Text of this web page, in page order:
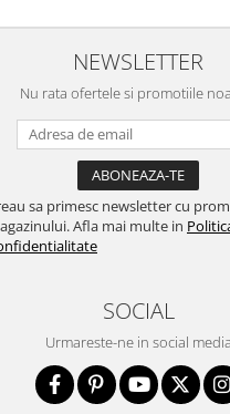
NEWSLETTER
Nu rata ofertele si promotiile
sa primesc newsletter cu
Afla mai multe in
SOCIAL
Urmareste-ne in social media